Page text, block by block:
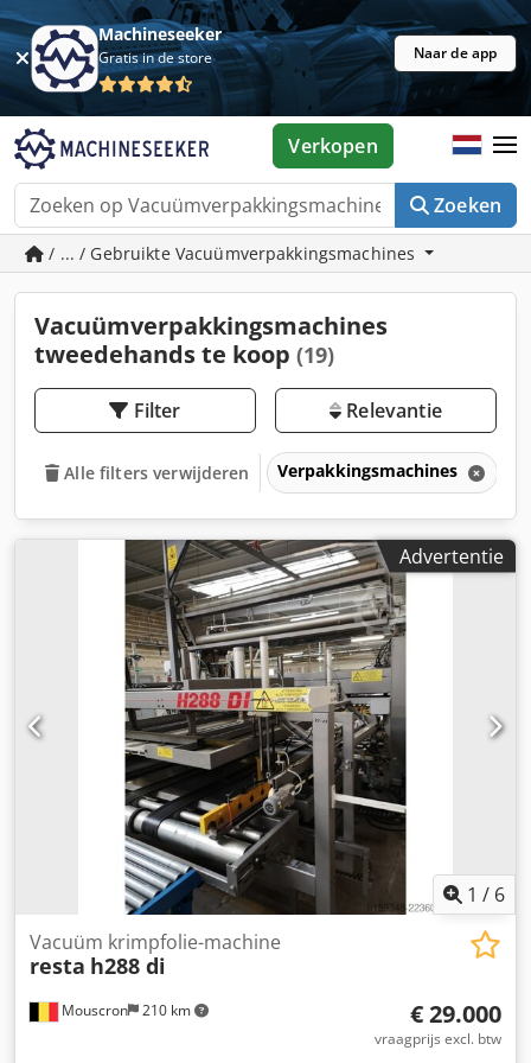
Machineseeker
Gratis in de store Naar de app
Zoeken
Verkopen
/ ... / Gebruikte Vacuümverpakkingsmachines
Vacuümverpakkingsmachines
tweedehands te koop (19)
Filter Relevantie
Alle filters verwijderen Verpakkingsmachines
Advertentie
1 / 6
Mouscron 210 km
Vacuüm krimpfolie-machine
resta h288 di
€ 29.000
vraagprijs excl. btw